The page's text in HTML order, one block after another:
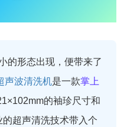
的形态出现，便带来了
声波清洗机是一款掌上
的袖珍尺寸和
超声清洗技术带入个